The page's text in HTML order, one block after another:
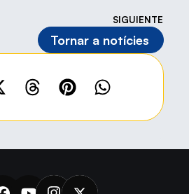
SIGUIENTE
Tornar a notícies